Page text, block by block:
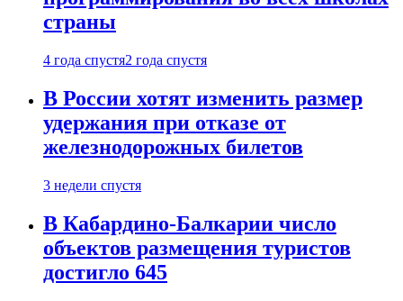
страны
4 года спустя2 года спустя
В России хотят изменить размер
удержания при отказе от
железнодорожных билетов
3 недели спустя
В Кабардино-Балкарии число
объектов размещения туристов
достигло 645